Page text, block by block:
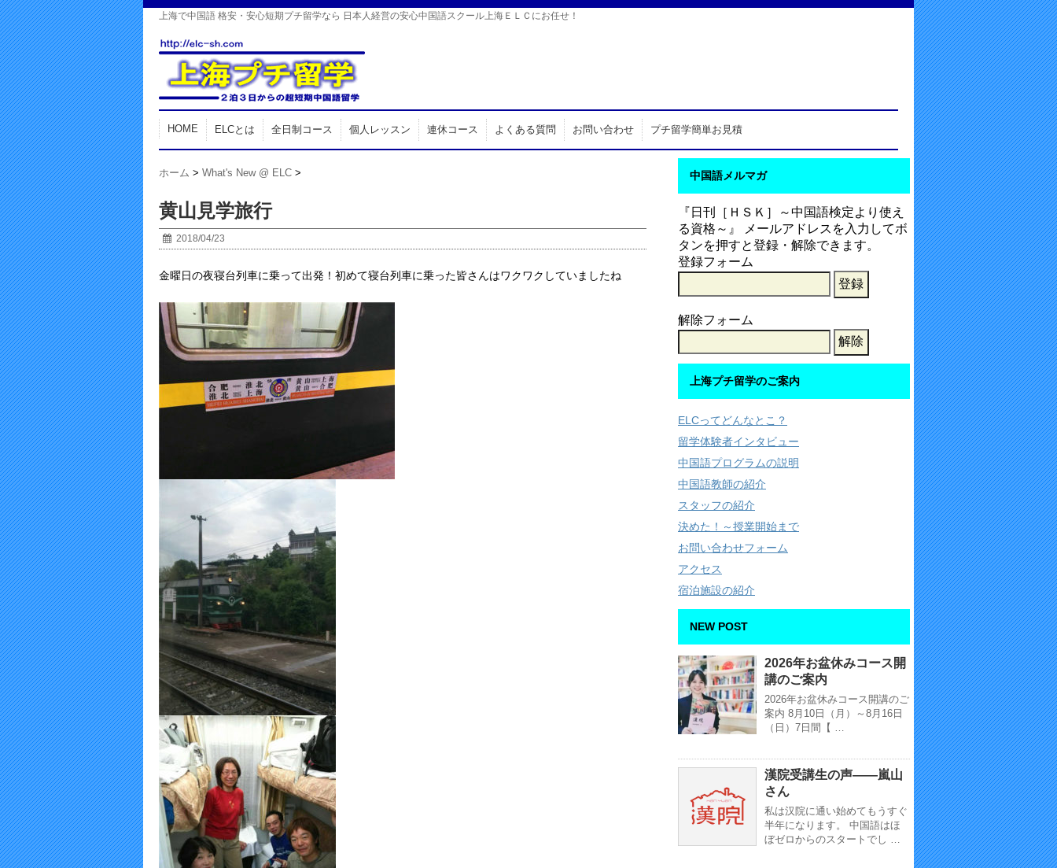
上海で中国語 格安・安心短期プチ留学なら 日本人経営の安心中国語スクール上海ＥＬＣにお任せ！
HOME ELCとは 全日制コース 個人レッスン 連休コース よくある質問 お問い合わせ プチ留学簡単お見積
ホーム > What's New @ ELC >
黄山見学旅行
2018/04/23
金曜日の夜寝台列車に乗って出発！初めて寝台列車に乗った皆さんはワクワクしていましたね
中国語メルマガ
『日刊［ＨＳＫ］～中国語検定より使え
る資格～』 メールアドレスを入力してボ
タンを押すと登録・解除できます。
登録フォーム
解除フォーム
上海プチ留学のご案内
ELCってどんなとこ？
留学体験者インタビュー
中国語プログラムの説明
中国語教師の紹介
スタッフの紹介
決めた！～授業開始まで
お問い合わせフォーム
アクセス
宿泊施設の紹介
NEW POST
2026年お盆休みコース開
講のご案内
2026年お盆休みコース開講のご
案内 8月10日（月）～8月16日
（日）7日間【 …
漢院受講生の声——嵐山
さん
私は汉院に通い始めてもうすぐ
半年になります。 中国語はほ
ぼゼロからのスタートでし …